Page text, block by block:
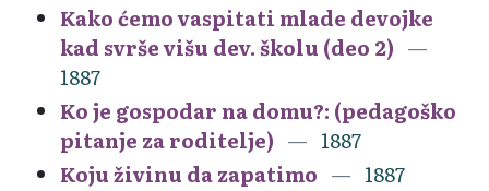
Kako ćemo vaspitati mlade devojke
kad svrše višu dev. školu (deo 2)
1887
Ko je gospodar na domu?: (pedagoško
pitanje za roditelje)
1887
Koju živinu da zapatimo
1887